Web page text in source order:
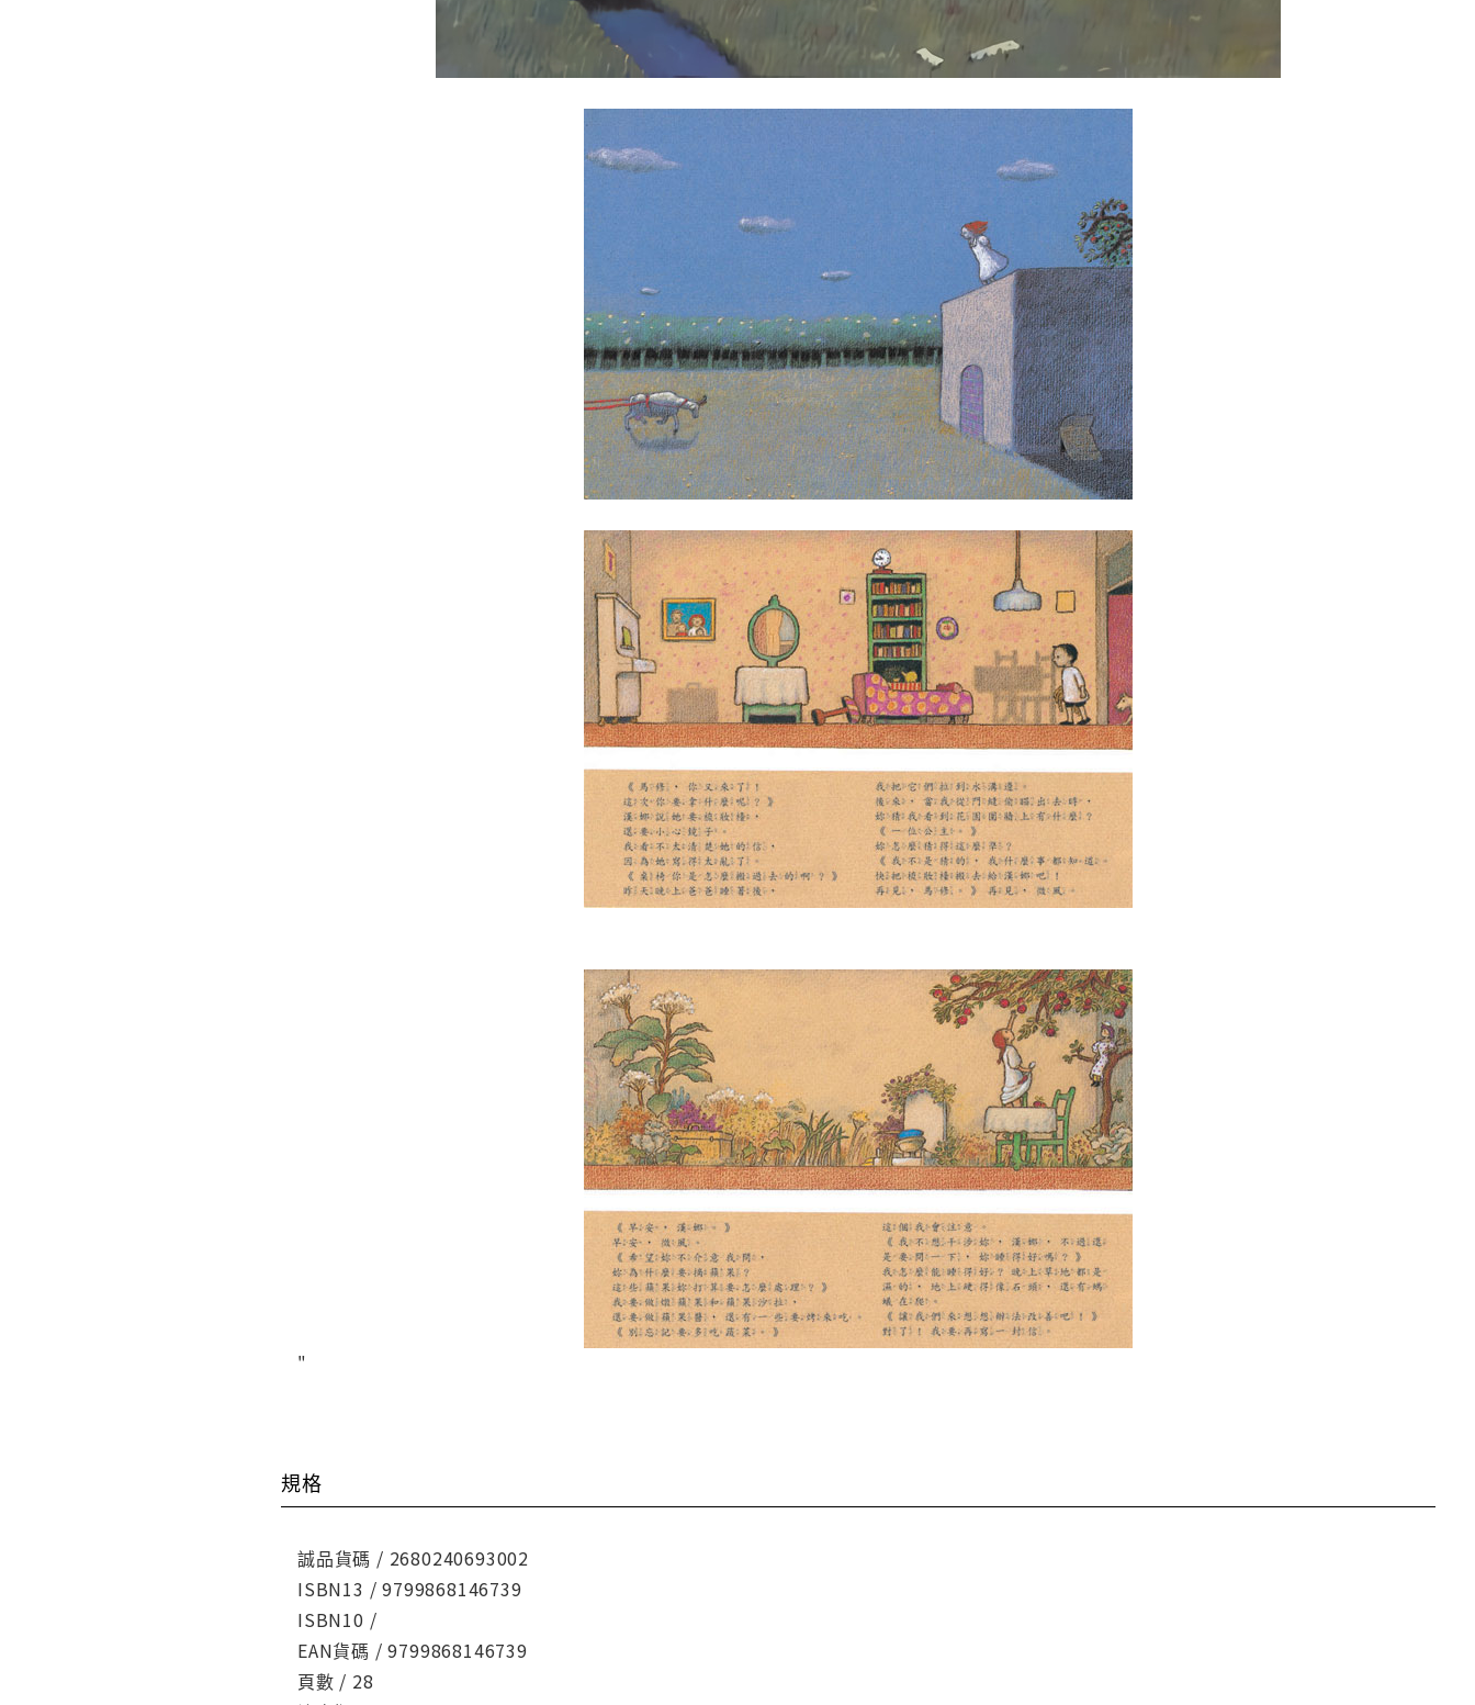
"
規格
誠品貨碼 / 2680240693002
ISBN13 / 9799868146739
ISBN10 /
EAN貨碼 / 9799868146739
頁數 / 28